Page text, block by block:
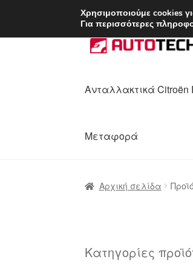
Απευθείας
μετάβαση
πλοήγηση
Μετάβαση
σε
Ανταλλακτικά Citroën
Μεταφορά
Αρχική σελίδα
Κατηγορίες
Χρησιμοποιούμε cookies
Για περισσότερες